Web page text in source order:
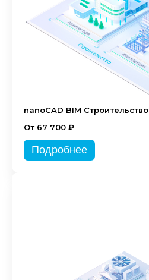
nanoCAD BIM Строительство
От 67 700 ₽
Подробнее